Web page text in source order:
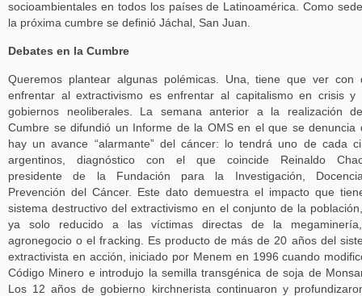
socioambientales en todos los países de Latinoamérica. Como
la próxima cumbre se definió Jáchal, San Juan.
Debates en la Cumbre
Queremos plantear algunas polémicas. Una, tiene que ver con
enfrentar al extractivismo es enfrentar al capitalismo en crisis y
gobiernos neoliberales. La semana anterior a la realización
Cumbre se difundió un Informe de la OMS en el que se denuncia
hay un avance “alarmante” del cáncer: lo tendrá uno de cada
argentinos, diagnóstico con el que coincide Reinaldo
presidente de la Fundación para la Investigación,
Prevención del Cáncer. Este dato demuestra el impacto que
sistema destructivo del extractivismo en el conjunto de la
ya solo reducido a las víctimas directas de la
agronegocio o el fracking. Es producto de más de 20 años del
extractivista en acción, iniciado por Menem en 1996 cuando
Código Minero e introdujo la semilla transgénica de soja de
Los 12 años de gobierno kirchnerista continuaron y